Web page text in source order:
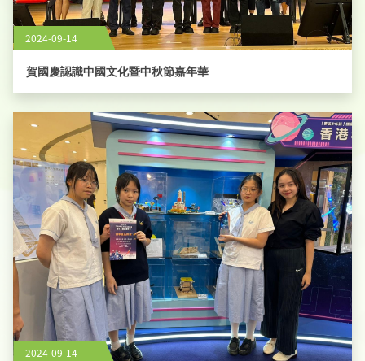
2024-09-14
賀國慶認識中國文化暨中秋節嘉年華
2024-09-14